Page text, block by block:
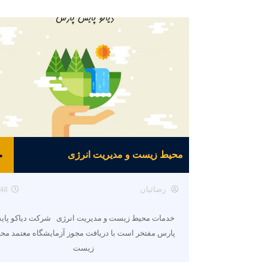
محیط زیست و مدیریت انرژی
رضائیان
خدمات محیط زیست و مدیریت انرژی شرکت دیاکو
پارس مفتخر است با دریافت مجوز آزمایشگاه معتمد
زیست